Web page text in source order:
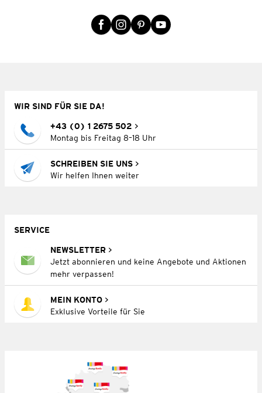
WIR SIND FÜR SIE DA!
+43 (0) 1 2675 502
Montag bis Freitag 8–18 Uhr
SCHREIBEN SIE UNS
Wir helfen Ihnen weiter
SERVICE
NEWSLETTER
Jetzt abonnieren und keine Angebote und Aktionen
mehr verpassen!
MEIN KONTO
Exklusive Vorteile für Sie